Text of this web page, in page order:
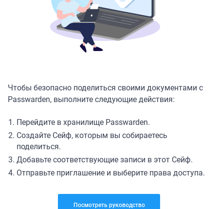
Чтобы безопасно поделиться своими документами с
Passwarden, выполните следующие действия:
Перейдите в хранилище Passwarden.
Создайте Сейф, которым вы собираетесь
поделиться.
Добавьте соответствующие записи в этот Сейф.
Отправьте приглашение и выберите права доступа.
Посмотреть руководство